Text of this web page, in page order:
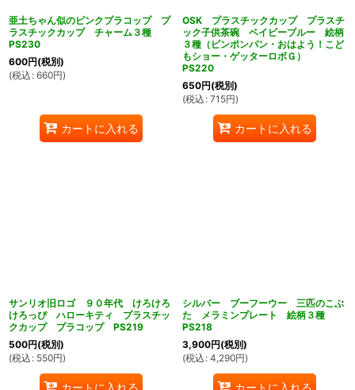
亜土ちゃん似のピンクプラコップ プ
ラスチックカップ チャーム３種
PS230
600円(税別)
(税込 : 660円)
カートに入れる
OSK プラスチックカップ プラスチ
ック子供茶碗 ベイビーブルー 絵柄
３種（ピンポンパン・おはよう！こど
もショー・ゲッターロボＧ）
PS220
650円(税別)
(税込 : 715円)
カートに入れる
サンリオ旧ロゴ ９０年代 けろけろ
けろっぴ ハローキティ プラスチッ
クカップ プラコップ PS219
500円(税別)
(税込 : 550円)
カートに入れる
シルバー ブーフーウー 三匹のこぶ
た メラミンプレート 絵柄３種
PS218
3,900円(税別)
(税込 : 4,290円)
カートに入れる